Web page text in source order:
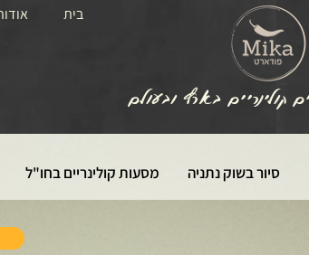
בית
קולינריים בארץ ובעולם
סיור בשוק נתניה מסעות קולינריים בחו"ל